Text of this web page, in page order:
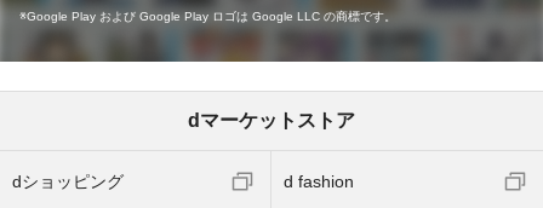
Google Play および Google Play ロゴは Google LLC の商標です。
dマーケットストア
dショッピング d fashion